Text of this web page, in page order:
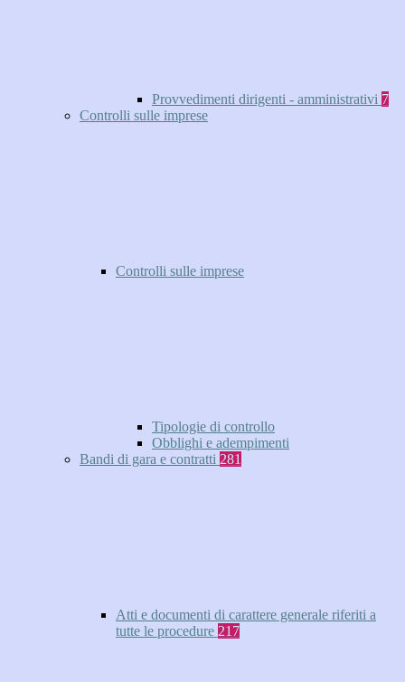
Provvedimenti dirigenti - amministrativi 7
Controlli sulle imprese
Controlli sulle imprese
Tipologie di controllo
Obblighi e adempimenti
Bandi di gara e contratti 281
Atti e documenti di carattere generale riferiti a
tutte le procedure 217